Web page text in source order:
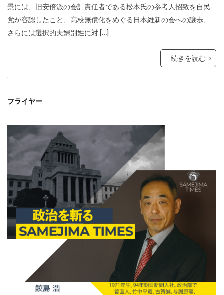
景には、旧安倍派の会計責任者である松本氏の参考人招致を自民
党が容認したこと、高校無償化をめぐる日本維新の会への譲歩、
さらには選択的夫婦別姓に対 […]
続きを読む
フライヤー